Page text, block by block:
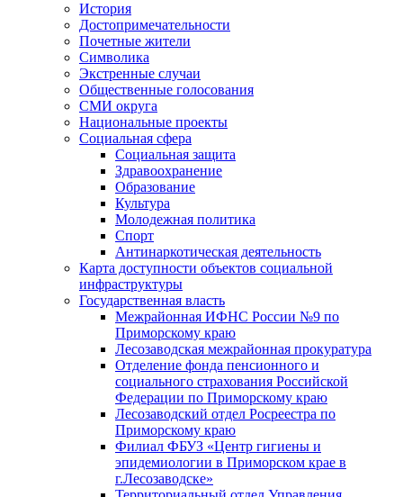
История
Достопримечательности
Почетные жители
Символика
Экстренные случаи
Общественные голосования
СМИ округа
Национальные проекты
Социальная сфера
Социальная защита
Здравоохранение
Образование
Культура
Молодежная политика
Спорт
Антинаркотическая деятельность
Карта доступности объектов социальной
инфраструктуры
Государственная власть
Межрайонная ИФНС России №9 по
Приморскому краю
Лесозаводская межрайонная прокуратура
Отделение фонда пенсионного и
социального страхования Российской
Федерации по Приморскому краю
Лесозаводский отдел Росреестра по
Приморскому краю
Филиал ФБУЗ «Центр гигиены и
эпидемиологии в Приморском крае в
г.Лесозаводске»